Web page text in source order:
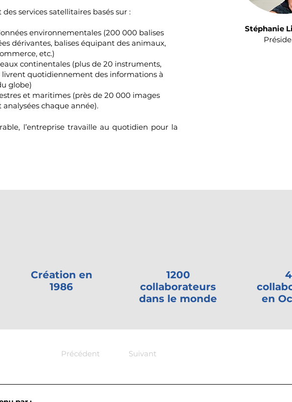
services satellitaires basés sur :
environnementales (200 000 balises
dérivantes, balises équipant des animaux,
etc.)
continentales (plus de 20 instruments,
quotidiennement des informations à
globe)
et maritimes (près de 20 000 images
chaque année).
l’entreprise travaille au quotidien pour la
Stéphanie
Création en
1986
1200
collaborateurs
dans le monde
en
Précédent Suivant